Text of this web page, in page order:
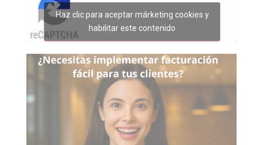
Haz clic para aceptar márketing cookies y
habilitar este contenido